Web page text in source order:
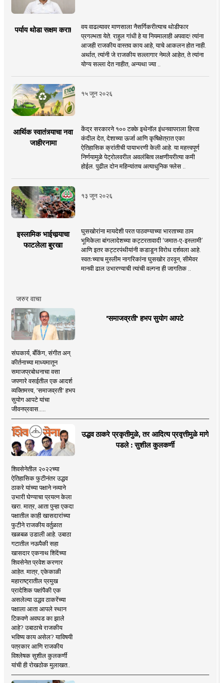
पर्याय थोडा सक्षम करा!
वय वाढल्यावर माणसाला नैसर्गिकरीत्याच थोडीफार
प्रगल्भता येते. राहुल गांधी हे या नियमालाही अपवाद! त्यांना
आजही राजकीय वास्तव काय आहे, याचे आकलन होत नाही.
अर्थात, त्यांनी जे राजकीय सल्लागार नेमले आहेत, ते त्यांना
योग्य सल्ला देत नाहीत, अन्यथा ज्या ..
१५ जून २०२६
आर्थिक स्वातंत्र्याचा नवा
जाहीरनामा
केंद्र सरकारने १०० टक्के इथेनॉल इंधनवापराला हिरवा
कंदील देत, देशाच्या ऊर्जा आणि कृषिक्षेत्रात एका
ऐतिहासिक क्रांतीची पायाभरणी केली आहे. या महत्त्वपूर्ण
निर्णयामुळे पेट्रोलवरील अवलंबित्व लक्षणीयरीत्या कमी
होईल. पुढील दोन महिन्यांतच अत्याधुनिक फ्लेस ..
१३ जून २०२६
इस्लामिक भाईचार्‍याचा
फाटलेला बुरखा
घुसखोरांना मायदेशी परत पाठवण्याच्या भारताच्या ठाम
भूमिकेला बांगलादेशच्या कट्टरतावादी ‘जमात-ए-इस्लामी’
आणि इतर कट्टरपंथीयांनी कडाडून विरोध दर्शवला आहे.
स्वतःच्याच मुस्लीम नागरिकांना घुसखोर ठरवून, सीमेवर
मानवी ढाल उभारण्याची त्यांची वल्गना ही जागतिक ..
जरुर वाचा
'समाजव्रती' हभप सुयोग आपटे
संघकार्य, बँकिंग, संगीत अन्
कीर्तनाच्या माध्यमातून
समाजप्रबोधनाचा वसा
जपणारे वसईतील एक आदर्श
व्यक्तिमत्त्व, 'समाजव्रती' हभप
सुयोग आपटे यांचा
जीवनप्रवास.....
उद्धव ठाकरे प्रकृतीमुळे, तर आदित्य प्रवृत्तीमुळे मागे
पडले : सुशील कुलकर्णी
शिवसेनेतील २०२२च्या
ऐतिहासिक फुटीनंतर उद्धव
ठाकरे यांच्या पक्षाने नव्याने
उभारी घेण्याचा प्रयत्न केला
खरा. मात्र, आता पुन्हा एकदा
पक्षातील काही खासदारांच्या
फुटीने राजकीय वर्तुळात
खळबळ उडाली आहे. उबाठा
गटातील नऊपैकी सहा
खासदार एकनाथ शिंदेंच्या
शिवसेनेत प्रवेश करणार
आहेत. मात्र, एकेकाळी
महाराष्ट्रातील प्रमुख
प्रादेशिक पक्षांपैकी एक
असलेल्या उद्धव ठाकरेंच्या
पक्षाला आता आपले स्थान
टिकवणे अवघड का झाले
आहे? उबाठाचे राजकीय
भविष्य काय असेल? याविषयी
पत्रकार आणि राजकीय
विश्लेषक सुशील कुलकर्णी
यांची ही रोखठोक मुलाखत..